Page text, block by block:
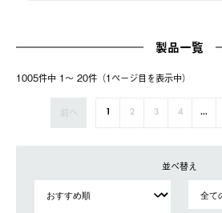
製品一覧
1005件中 1〜 20件（1ページ⽬を表⽰中）
前へ 1 2 3 4 ...
並べ替え